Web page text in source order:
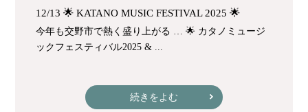
12/13 🌟 KATANO MUSIC FESTIVAL 2025 🌟
今年も交野市で熱く盛り上がる … 🌟 カタノミュージ
ックフェスティバル2025 & ...
続きをよむ